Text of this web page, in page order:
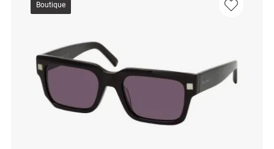
Boutique